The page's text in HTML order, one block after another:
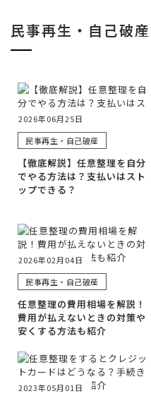
民事再生・自己破
2026年06月25日
民事再生・自己破産
【徹底解説】任意整理を自分
でやる方法は？支払いはスト
ップできる？
2026年02月04日
民事再生・自己破産
任意整理の費用相場を解説！
費用が払えないときの対策や
安くする方法も紹介
2023年05月01日